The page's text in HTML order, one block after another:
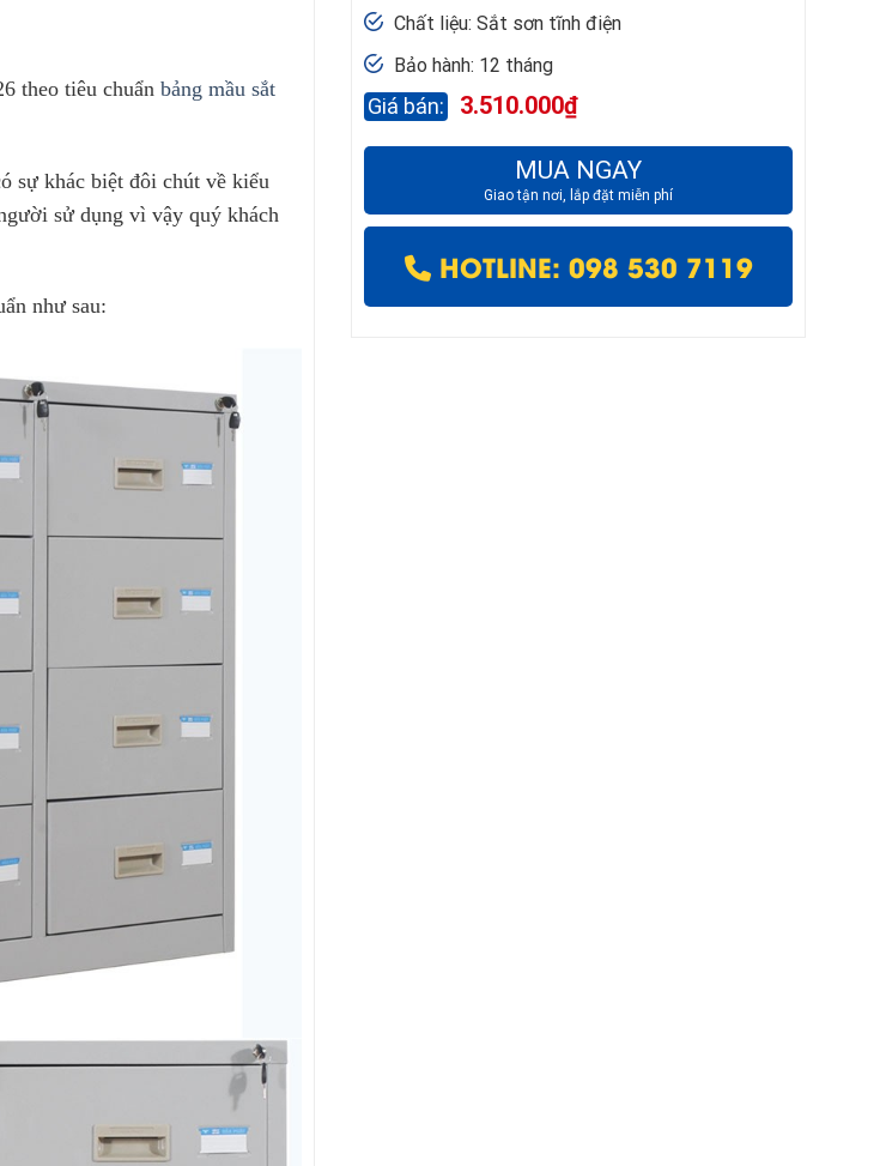
theo tiêu chuẩn bảng mầu sắt
sự khác biệt đôi chút về kiểu
sử dụng vì vậy quý khách
như sau:
Chất liệu: Sắt sơn tĩnh điện
Bảo hành: 12 tháng
3.510.000₫
MUA NGAY
Giao tận nơi, lắp đặt miễn phí
HOTLINE: 098 530 7119